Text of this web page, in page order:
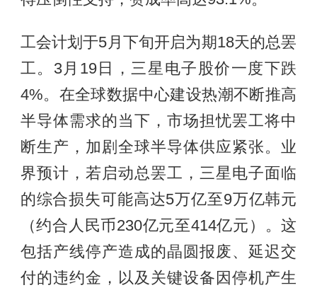
工会计划于5月下旬开启为期18天的总罢
工。3月19日，三星电子股价一度下跌
4%。在全球数据中心建设热潮不断推高
半导体需求的当下，市场担忧罢工将中
断生产，加剧全球半导体供应紧张。业
界预计，若启动总罢工，三星电子面临
的综合损失可能高达5万亿至9万亿韩元
（约合人民币230亿元至414亿元）。这
包括产线停产造成的晶圆报废、延迟交
付的违约金，以及关键设备因停机产生